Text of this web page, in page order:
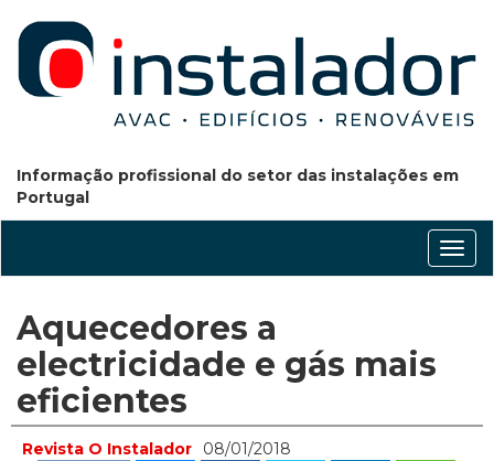
Informação profissional do setor das instalações em
Portugal
Aquecedores a
electricidade e gás mais
eficientes
Revista O Instalador 08/01/2018